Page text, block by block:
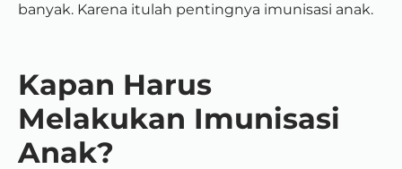
banyak. Karena itulah pentingnya imunisasi anak.
Kapan Harus
Melakukan Imunisasi
Anak?